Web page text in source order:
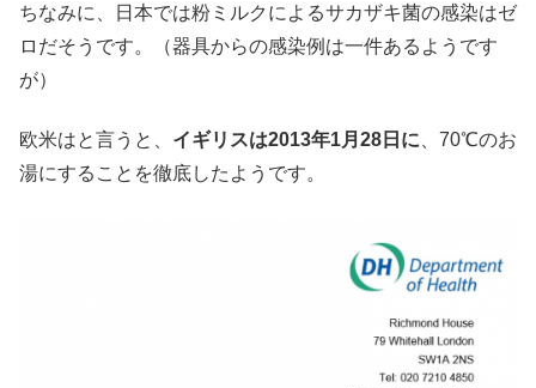
ちなみに、日本では粉ミルクによるサカザキ菌の感染はゼ
ロだそうです。（器具からの感染例は一件あるようです
が）
欧米はと言うと、 イギリスは2013年1月28日に 、70℃のお
湯にすることを徹底したようです。